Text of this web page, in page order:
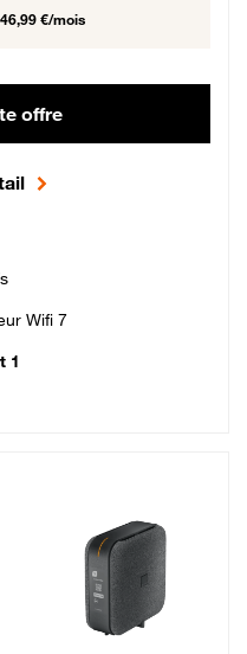
46,99 €/mois
offre
Wifi 7
1
€ par mois, Sans engagement